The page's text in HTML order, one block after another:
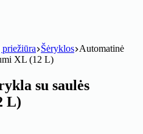
Šėryklos Automatinė
XL (12 L)
su saulės
L)